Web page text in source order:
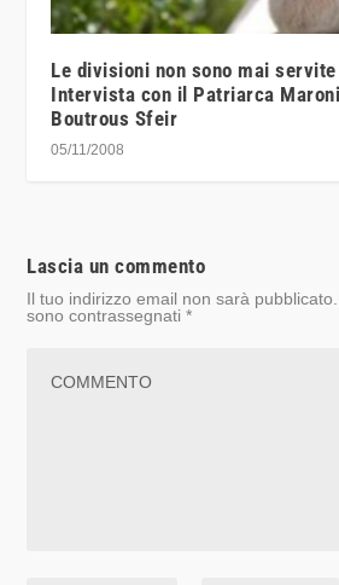
Le divisioni non sono mai
Intervista con il Patriarca
Boutrous Sfeir
05/11/2008
Lascia un commento
Il tuo indirizzo email non sarà pubblicato.
sono contrassegnati*